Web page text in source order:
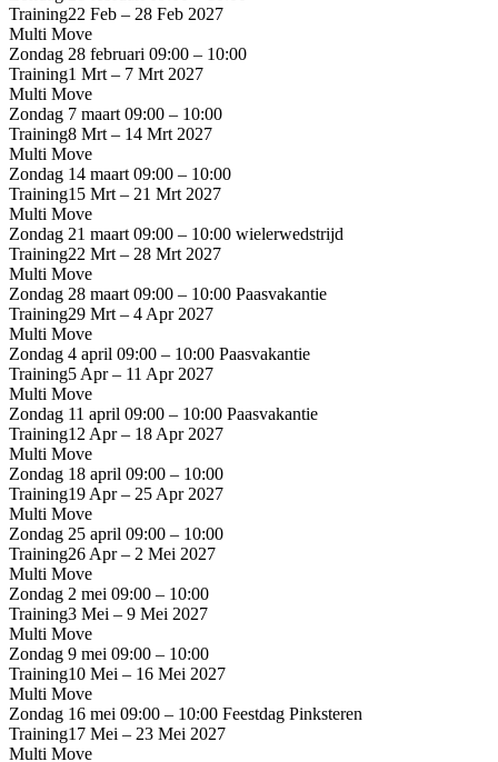
Training22 Feb – 28 Feb 2027
Multi Move
Zondag 28 februari 09:00 – 10:00
Training1 Mrt – 7 Mrt 2027
Multi Move
Zondag 7 maart 09:00 – 10:00
Training8 Mrt – 14 Mrt 2027
Multi Move
Zondag 14 maart 09:00 – 10:00
Training15 Mrt – 21 Mrt 2027
Multi Move
Zondag 21 maart 09:00 – 10:00 wielerwedstrijd
Training22 Mrt – 28 Mrt 2027
Multi Move
Zondag 28 maart 09:00 – 10:00 Paasvakantie
Training29 Mrt – 4 Apr 2027
Multi Move
Zondag 4 april 09:00 – 10:00 Paasvakantie
Training5 Apr – 11 Apr 2027
Multi Move
Zondag 11 april 09:00 – 10:00 Paasvakantie
Training12 Apr – 18 Apr 2027
Multi Move
Zondag 18 april 09:00 – 10:00
Training19 Apr – 25 Apr 2027
Multi Move
Zondag 25 april 09:00 – 10:00
Training26 Apr – 2 Mei 2027
Multi Move
Zondag 2 mei 09:00 – 10:00
Training3 Mei – 9 Mei 2027
Multi Move
Zondag 9 mei 09:00 – 10:00
Training10 Mei – 16 Mei 2027
Multi Move
Zondag 16 mei 09:00 – 10:00 Feestdag Pinksteren
Training17 Mei – 23 Mei 2027
Multi Move